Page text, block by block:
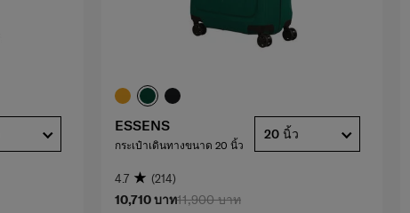
11,900 บาท
10,710 บาท
ESSENS
กระเป๋าเดินทางขนาด 20 นิ้ว
4.7 (214)
20 นิ้ว